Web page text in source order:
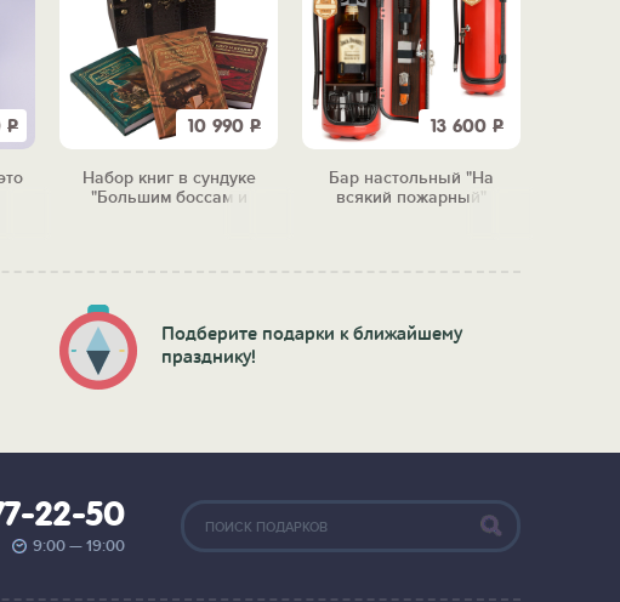
Р 10 990 Р
Набор книг в сундуке
"Большим боссам и
13 600 Р
Бар настольный "На
всякий пожарный"
Подберите подарки к ближайшему
празднику!
22-50
9:00 — 19:00